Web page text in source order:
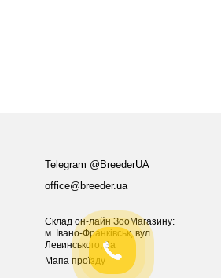
Telegram @BreederUA
office@breeder.ua
Склад он-лайн ЗооМагазину:
м. Івано-Франківськ, вул.
Левинського, 3а
Мапа проїзду